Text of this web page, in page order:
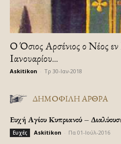
Ο Όσιος Αρσένιος ο Νέος εν
Ιανουαρίου...
Askitikon Τρ 30-Ιαν-2018
ΔΗΜΟΦΙΛΗ ΑΡΘΡΑ
Ευχή Αγίου Κυπριανού –
Ευχές Askitikon Πα 01-Ιούλ-2016